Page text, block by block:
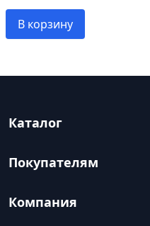
В корзину
Каталог
Покупателям
Компания